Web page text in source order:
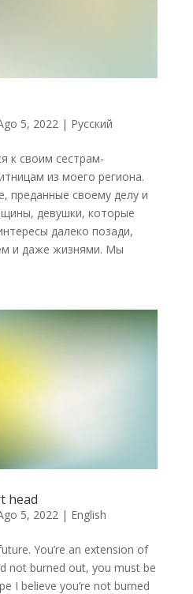
5, 2022| Русский
к своим сестрам-
из моего региона.
преданные своему делу и
девушки, которые
далеко позади,
и даже жизнями. Мы
head
5, 2022 | English
You’re an extension of
not burned out, you must be
I believe you’re not burned